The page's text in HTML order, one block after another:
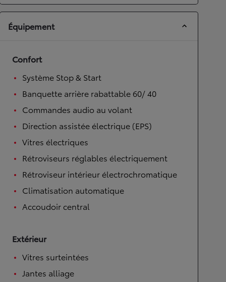
Équipement
Confort
Système Stop & Start
Banquette arrière rabattable 60/ 40
Commandes audio au volant
Direction assistée électrique (EPS)
Vitres électriques
Rétroviseurs réglables électriquement
Rétroviseur intérieur électrochromatique
Climatisation automatique
Accoudoir central
Extérieur
Vitres surteintées
Jantes alliage